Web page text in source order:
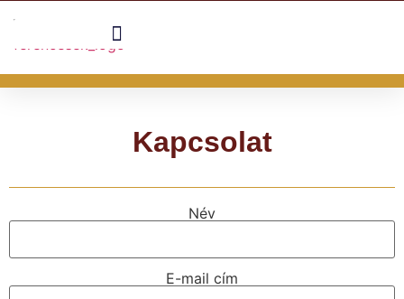
Kapcsolat
Név
E-mail cím